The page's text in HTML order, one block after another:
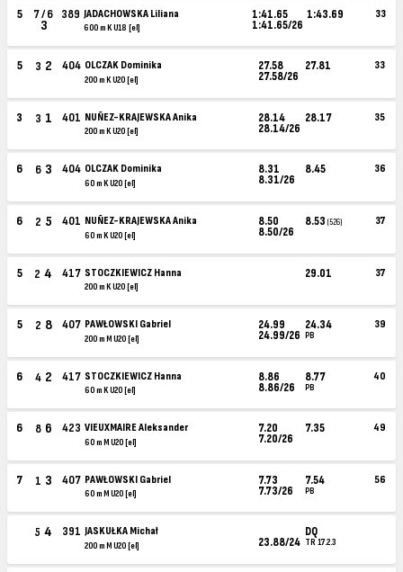
5 7 / 6
3
389 JADACHOWSKA Liliana
600 m K U18 [el]
1:41.65
1:41.65/26
1:43.69 33
5 3 2 404 OLCZAK Dominika
200 m K U20 [el]
27.58
27.58/26
27.81 33
3 3 1 401 NUÑEZ-KRAJEWSKA Anika
200 m K U20 [el]
28.14
28.14/26
28.17 35
6 6 3 404 OLCZAK Dominika
60 m K U20 [el]
8.31
8.31/26
8.45 36
6 2 5 401 NUÑEZ-KRAJEWSKA Anika
60 m K U20 [el]
8.50
8.50/26
8.53 (526) 37
5 24 417 STOCZKIEWICZ Hanna
200 m K U20 [el]
29.01 37
5 2 8 407 PAWŁOWSKI Gabriel
200 m M U20 [el]
24.99
24.99/26
24.34
PB
39
6 4 2 417 STOCZKIEWICZ Hanna
60 m K U20 [el]
8.86
8.86/26
8.77
PB
40
6 8 6 423 VIEUXMAIRE Aleksander
60 m M U20 [el]
7.20
7.20/26
7.35 49
7 1 3 407 PAWŁOWSKI Gabriel
60 m M U20 [el]
7.73
7.73/26
7.54
PB
56
54 391 JASKUŁKA Michał
200 m M U20 [el] 23.88/24
DQ
TR 17.2.3